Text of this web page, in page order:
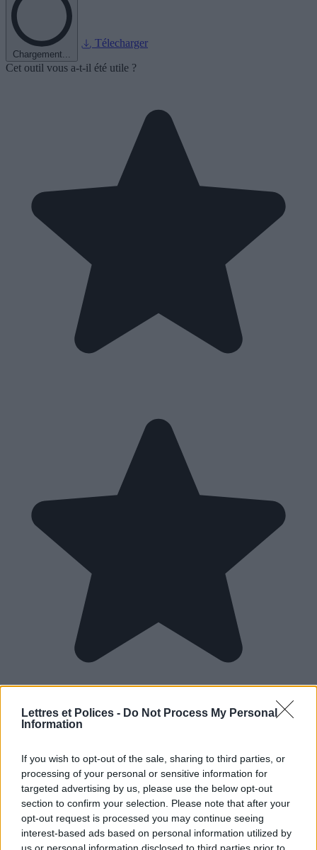
Lettres et Polices - Do Not Process My Personal
Information
If you wish to opt-out of the sale, sharing to third parties, or
processing of your personal or sensitive information for
targeted advertising by us, please use the below opt-out
section to confirm your selection. Please note that after your
opt-out request is processed you may continue seeing
interest-based ads based on personal information utilized by
Chargement...
Télecharger
Cet outil vous a-t-il été utile ?